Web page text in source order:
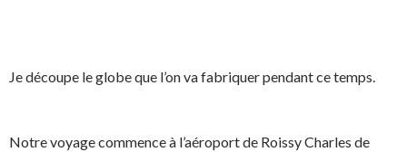
Je découpe le globe que l’on va fabriquer pendant ce temps.
Notre voyage commence à l’aéroport de Roissy Charles de